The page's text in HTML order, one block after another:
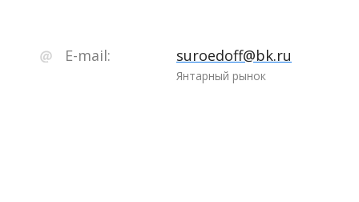
E-mail: suroedoff@bk.ru
Янтарный рынок